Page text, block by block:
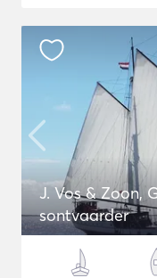
J. Vos & Zoon,
sontvaarder